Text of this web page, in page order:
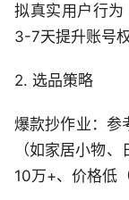
拟真实用户行为
3-7天提升账号权
2. 选品策略
爆款抄作业：参
（如家居小物
10万+、价格低